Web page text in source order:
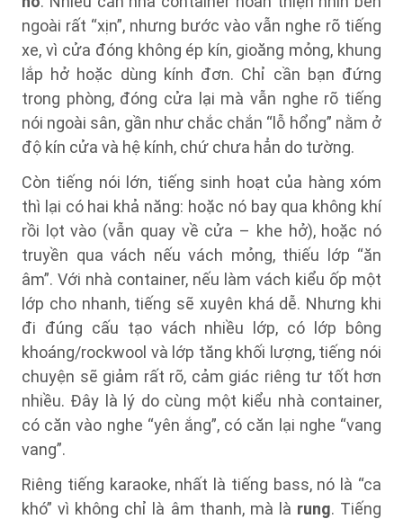
ngoài rất “xịn”, nhưng bước vào vẫn nghe rõ tiếng
xe, vì cửa đóng không ép kín, gioăng mỏng, khung
lắp hở hoặc dùng kính đơn. Chỉ cần bạn đứng
trong phòng, đóng cửa lại mà vẫn nghe rõ tiếng
nói ngoài sân, gần như chắc chắn “lỗ hổng” nằm ở
độ kín cửa và hệ kính, chứ chưa hẳn do tường.
Còn tiếng nói lớn, tiếng sinh hoạt của hàng xóm
thì lại có hai khả năng: hoặc nó bay qua không khí
rồi lọt vào (vẫn quay về cửa – khe hở), hoặc nó
truyền qua vách nếu vách mỏng, thiếu lớp “ăn
âm”. Với nhà container, nếu làm vách kiểu ốp một
lớp cho nhanh, tiếng sẽ xuyên khá dễ. Nhưng khi
đi đúng cấu tạo vách nhiều lớp, có lớp bông
khoáng/rockwool và lớp tăng khối lượng, tiếng nói
chuyện sẽ giảm rất rõ, cảm giác riêng tư tốt hơn
nhiều. Đây là lý do cùng một kiểu nhà container,
có căn vào nghe “yên ắng”, có căn lại nghe “vang
vang”.
Riêng tiếng karaoke, nhất là tiếng bass, nó là “ca
khó” vì không chỉ là âm thanh, mà là rung. Tiếng